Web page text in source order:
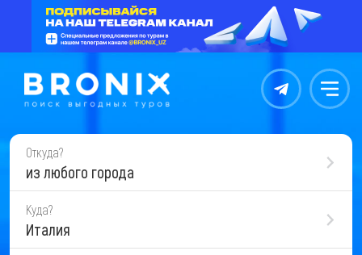
Контакты Меню
Откуда?
из любого города
Куда?
Италия